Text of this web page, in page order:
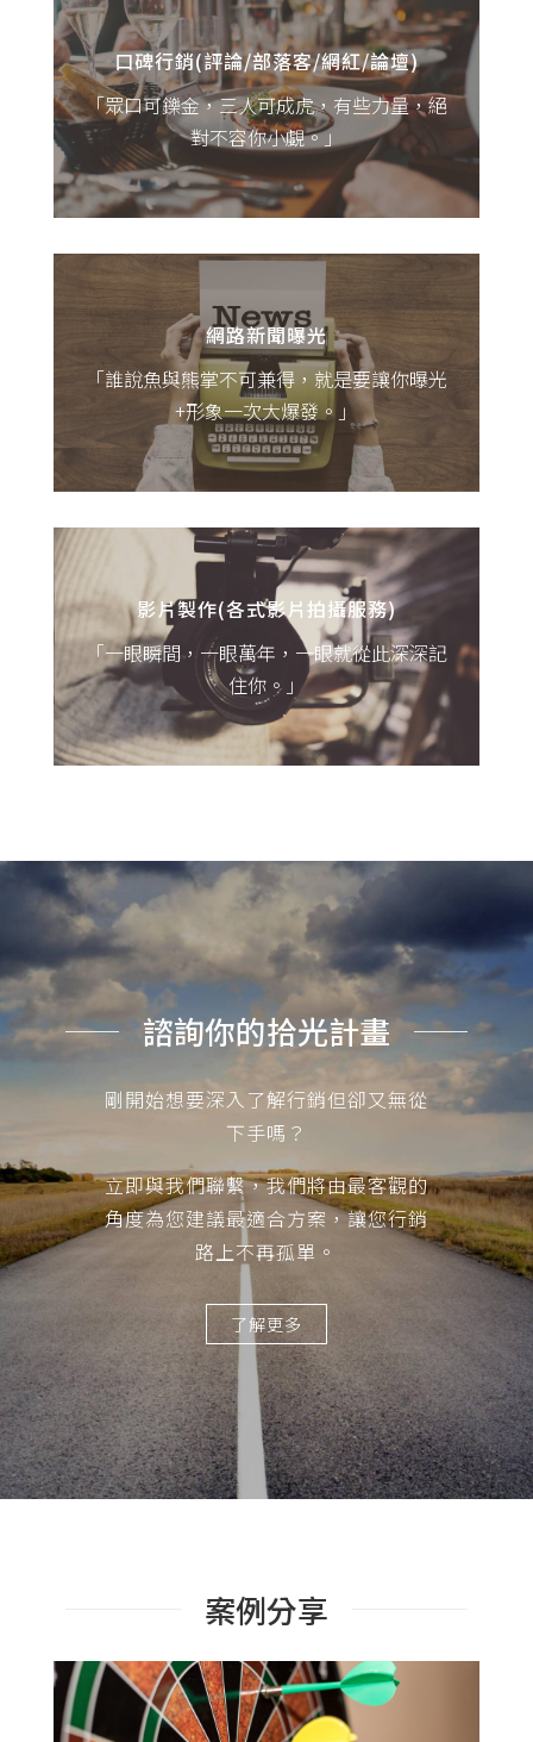
口碑行銷(評論/部落客/網紅/論壇)
「眾口可鑠金，三人可成虎，有些力量，絕
對不容你小覷。」
部落客介紹分享、買東西前要先去論壇爬文
評比，口碑行銷在生活中已自然而然的存在
著。
【口碑行銷(評論/部落客/網紅/論壇)：我們協
助您在網路上打響好口碑，同時也提供您完
善的操作與改進建議，一起讓品牌形象越來
越好！】
網路新聞曝光
「誰說魚與熊掌不可兼得，就是要讓你曝光
+形象一次大爆發。」
網路新聞曝光可以大大增加消費者對於品牌
的信任感，更可發布於自家官網/粉絲團做推
廣；帶有議題操作的網路新聞更可帶來可觀
的曝光流量。
【網路新聞曝光：協助您規劃撰寫/發布網路
新聞，並發布至多個高人氣網路新聞平台
中。】
影片製作(各式影片拍攝服務)
「一眼瞬間，一眼萬年，一眼就從此深深記
住你。」
資訊爆炸的世代，要如何在1分鐘之內將目標
客群的眼和心抓緊，是每個品牌在行銷上必
須努力的課題。
【影片製作(各式影片拍攝服務)：為企業/品
牌形象/產品/活動等各式需求進行影片拍攝與
剪輯製作，搭配全方位行銷規劃，達到最佳
曝光效果。】
諮詢你的拾光計畫
剛開始想要深入了解行銷但卻又無從
下手嗎？
立即與我們聯繫，我們將由最客觀的
角度為您建議最適合方案，讓您行銷
路上不再孤單。
了解更多
案例分享